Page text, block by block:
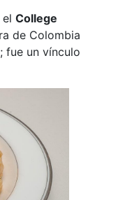
College
de Colombia
fue un vínculo